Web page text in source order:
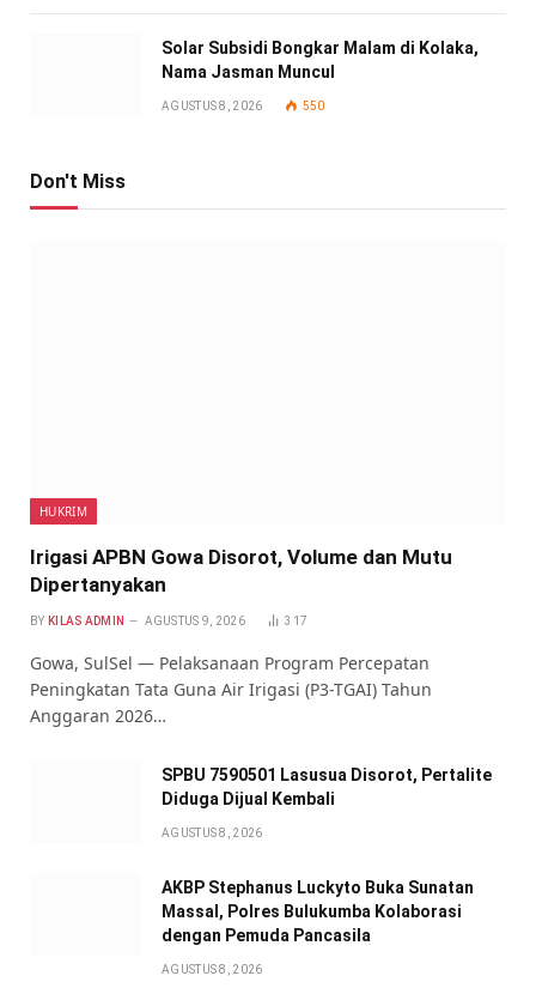
Solar Subsidi Bongkar Malam di Kolaka,
Nama Jasman Muncul
AGUSTUS 8, 2026 550
Don't Miss
HUKRIM
Irigasi APBN Gowa Disorot, Volume dan Mutu
Dipertanyakan
BY KILAS ADMIN AGUSTUS 9, 2026 317
Gowa, SulSel — Pelaksanaan Program Percepatan
Peningkatan Tata Guna Air Irigasi (P3-TGAI) Tahun
Anggaran 2026…
SPBU 7590501 Lasusua Disorot, Pertalite
Diduga Dijual Kembali
AGUSTUS 8, 2026
AKBP Stephanus Luckyto Buka Sunatan
Massal, Polres Bulukumba Kolaborasi
dengan Pemuda Pancasila
AGUSTUS 8, 2026